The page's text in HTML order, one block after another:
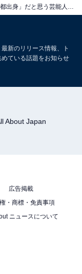
思う芸能人」ランキ
新のリリース情報、ト
ている話題をお知らせ
About Japan
広告掲載
・商標・免責事項
ニュースについて